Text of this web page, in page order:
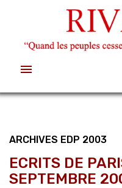

ARCHIVES EDP 2003
ECRITS DE
SEPTEMBRE